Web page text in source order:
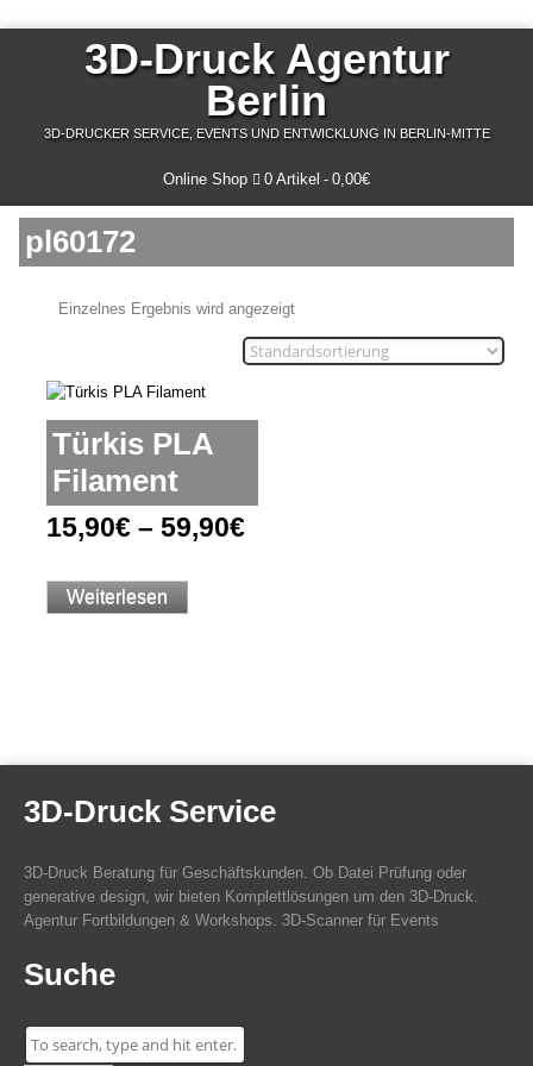
3D-Druck Agentur
Berlin
3D-DRUCKER SERVICE, EVENTS UND ENTWICKLUNG IN BERLIN-MITTE
Online Shop 0 Artikel 0,00€
pl60172
Einzelnes Ergebnis wird angezeigt
Türkis PLA
Filament
15,90€ – 59,90€
Weiterlesen
3D-Druck Service
3D-Druck Beratung für Geschäftskunden. Ob Datei Prüfung oder
generative design, wir bieten Komplettlösungen um den 3D-Druck.
Agentur Fortbildungen & Workshops. 3D-Scanner für Events
Suche